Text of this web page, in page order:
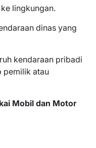
lingkungan.
dinas yang
kendaraan pribadi
pemilik atau
Mobil dan Motor